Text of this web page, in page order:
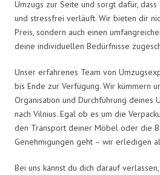
Umzugs zur Seite und sorgt dafür,
und stressfrei verläuft. Wir bieten dir
Preis, sondern auch einen
deine individuellen Bedürfnisse
Unser erfahrenes Team von
bis Ende zur Verfügung. Wir kümmern
Organisation und Durchführung deines
nach Vilnius. Egal ob es um die
den Transport deiner Möbel oder die
Genehmigungen geht – wir erledigen
Bei uns kannst du dich darauf